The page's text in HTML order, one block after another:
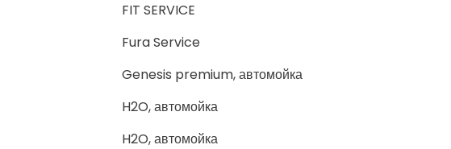
FIT SERVICE
Fura Service
Genesis premium, автомойка
H2O, автомойка
H2O, автомойка